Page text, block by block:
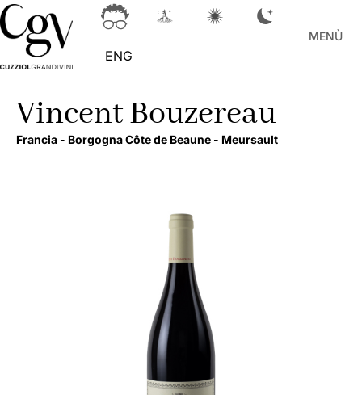
ENG
MENÙ
Vincent Bouzereau
Francia - Borgogna Côte de Beaune - Meursault